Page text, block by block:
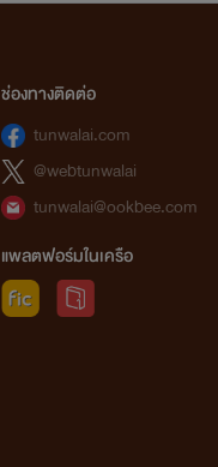
ช่องทางติดต่อ
tunwalai.com
@webtunwalai
tunwalai@ookbee.com
แพลตฟอร์มในเครือ